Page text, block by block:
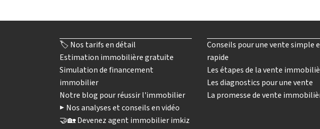
🏷️ Nos tarifs en détail
Estimation immobilière gratuite
Simulation de financement
immobilier
Notre blog pour réussir l'immobilier
▶️ Nos analyses et conseils en vidéo
🤝🏡 Devenez agent immobilier imkiz
Conseils pour une vente simple
rapide
Les étapes de la vente
Les diagnostics pour une vente
La promesse de vente